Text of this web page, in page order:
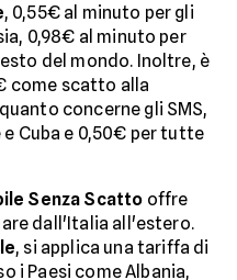
, 0,55€ al minuto per gli
0,98€ al minuto per
del mondo. Inoltre, è
come scatto alla
concerne gli SMS,
e Cuba e 0,50€ per tutte
Senza Scatto offre
dall'Italia all'estero.
, si applica una tariffa di
i Paesi come Albania,